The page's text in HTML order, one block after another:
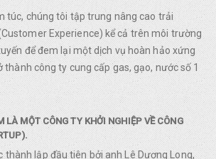
túc, chúng tôi tập trung nâng cao trải
Experience) kể cả trên môi trường
để đem lại một dịch vụ hoàn hảo xứng
công ty cung cấp gas, gạo, nước số 1
LÀ MỘT CÔNG TY KHỞI NGHIỆP VỀ CÔNG
thành lập đầu tiên bởi anh Lê Dương Long,